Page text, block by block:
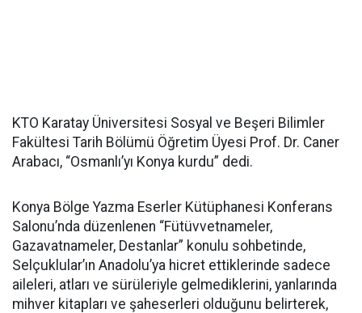
KTO Karatay Üniversitesi Sosyal ve Beşeri Bilimler
Fakültesi Tarih Bölümü Öğretim Üyesi Prof. Dr. Caner
Arabacı, “Osmanlı’yı Konya kurdu” dedi.
Konya Bölge Yazma Eserler Kütüphanesi Konferans
Salonu’nda düzenlenen “Fütüvvetnameler,
Gazavatnameler, Destanlar” konulu sohbetinde,
Selçuklular’ın Anadolu’ya hicret ettiklerinde sadece
aileleri, atları ve sürüleriyle gelmediklerini, yanlarında
mihver kitapları ve şaheserleri olduğunu belirterek,